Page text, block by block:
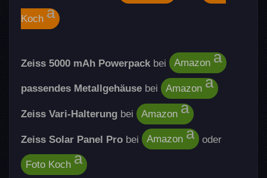
Koch
Zeiss 5000 mAh Powerpack bei Amazon
passendes Metallgehäuse bei Amazon
Zeiss Vari-Halterung bei Amazon
Zeiss Solar Panel Pro bei Amazon oder
Foto Koch